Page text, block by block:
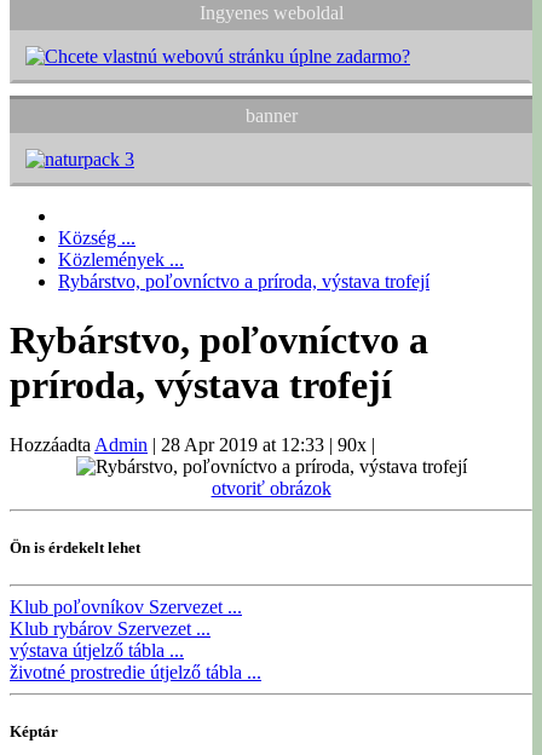
Ingyenes weboldal
banner
Község ...
Közlemények ...
Rybárstvo, poľovníctvo a príroda, výstava trofejí
Rybárstvo, poľovníctvo a
príroda, výstava trofejí
Hozzáadta Admin | 28 Apr 2019 at 12:33 | 90x |
otvoriť obrázok
Ön is érdekelt lehet
Klub poľovníkov Szervezet ...
Klub rybárov Szervezet ...
výstava útjelző tábla ...
životné prostredie útjelző tábla ...
Képtár